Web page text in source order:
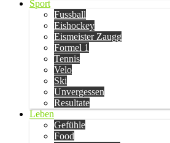
Sport
Fussball
Eishockey
Eismeister Zaugg
Formel 1
Tennis
Velo
Ski
Unvergessen
Resultate
Leben
Gefühle
Food